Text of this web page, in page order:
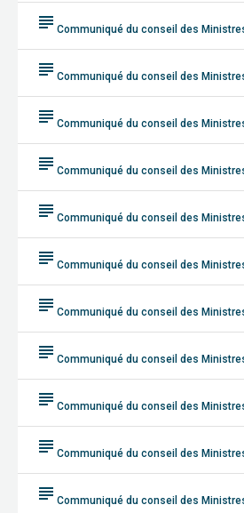
subject Communiqué du conseil des
subject Communiqué du conseil des
subject Communiqué du conseil des
subject Communiqué du conseil des
subject Communiqué du conseil des
subject Communiqué du conseil des
subject Communiqué du conseil des
subject Communiqué du conseil des
subject Communiqué du conseil des
subject Communiqué du conseil des
subject Communiqué du conseil des